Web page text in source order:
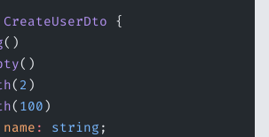
CreateUserDto {
()
()
( 2 )
( 100)
name : string ;